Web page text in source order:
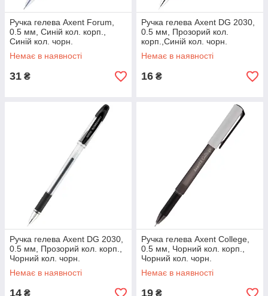
Ручка гелева Axent Forum,
0.5 мм, Синій кол. корп.,
Синій кол. чорн.
Немає в наявності
31 ₴
Ручка гелева Axent DG 2030,
0.5 мм, Прозорий кол.
корп.,Синій кол. чорн.
Немає в наявності
16 ₴
Ручка гелева Axent DG 2030,
0.5 мм, Прозорий кол. корп.,
Чорний кол. чорн.
Немає в наявності
14 ₴
Ручка гелева Axent College,
0.5 мм, Чорний кол. корп.,
Чорний кол. чорн.
Немає в наявності
19 ₴